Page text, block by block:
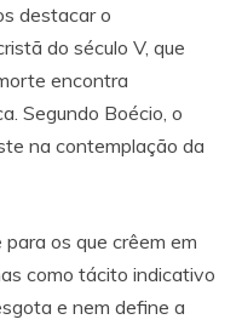
destacar o
do século V, que
encontra
Segundo Boécio, o
na contemplação da
os que crêem em
como tácito indicativo
e nem define a